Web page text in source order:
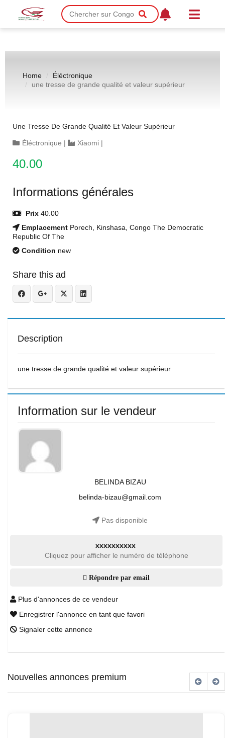
Home
Éléctronique
une tresse de grande qualité et valeur supérieur
Une Tresse De Grande Qualité Et Valeur Supérieur
Éléctronique | Xiaomi |
40.00
Informations générales
Prix 40.00
Emplacement Porech, Kinshasa, Congo The Democratic
Republic Of The
Condition new
Share this ad
Description
une tresse de grande qualité et valeur supérieur
Information sur le vendeur
BELINDA BIZAU
belinda-bizau@gmail.com
Pas disponible
xxxxxxxxxx
Cliquez pour afficher le numéro de téléphone
Répondre par email
Plus d'annonces de ce vendeur
Enregistrer l'annonce en tant que favori
Signaler cette annonce
Nouvelles annonces premium